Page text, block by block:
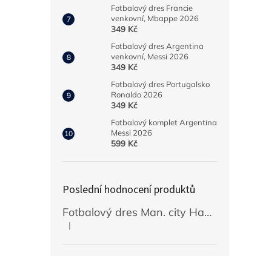
Fotbalový dres Francie
venkovní, Mbappe 2026
349 Kč
Fotbalový dres Argentina
venkovní, Messi 2026
349 Kč
Fotbalový dres Portugalsko
Ronaldo 2026
349 Kč
Fotbalový komplet Argentina
Messi 2026
599 Kč
Poslední hodnocení produktů
Fotbalový dres Man. city Haaland 2026/27
Hodnocení produktu je 5 z 5 hvězdiček.
|